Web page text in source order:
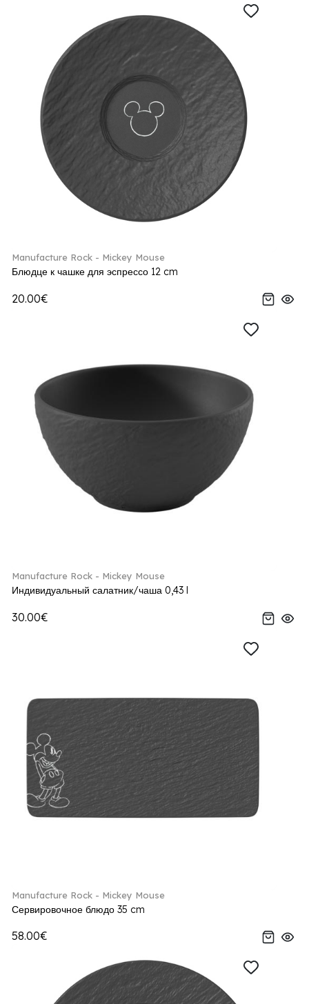
Manufacture Rock - Mickey Mouse
Блюдце к чашке для эспрессо 12 cm
20.00€
Manufacture Rock - Mickey Mouse
Индивидуальный салатник/чаша 0,43 l
30.00€
Manufacture Rock - Mickey Mouse
Сервировочное блюдо 35 cm
58.00€